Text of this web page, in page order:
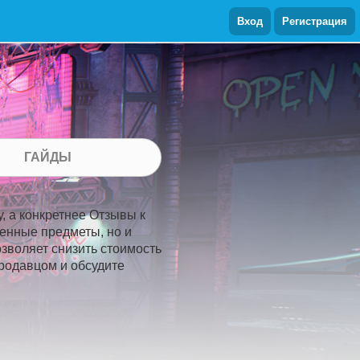
Вход Регистрация
ГАЙДЫ
а конкретнее Отзывы к
предметы, но и
снизить стоимость
и обсудите